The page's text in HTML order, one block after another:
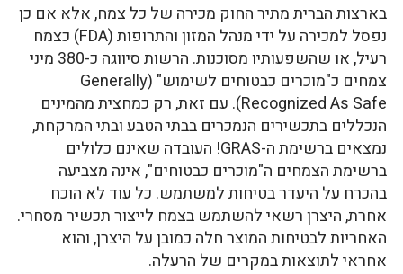
בארצות הברית מתיר החוק מכירה של כל צמח, אלא אם כן
נפסל למכירה על ידי מנהל המזון והתרופות (FDA) כצמח
רעיל, או שהשפעותיו מסוכנות. הרשות סיווגה כ-380 מיני
צמחים כ"מוכרים כבטוחים לשימוש" (Generally
Recognized As Safe). עם זאת, רק כמחצית מהמינים
הנכללים בתכשירים הנמכרים בבתי הטבע ובתי המרקחת,
נמצאים ברשימת ה-GRAS! העובדה שאינם כלולים
ברשימת הצמחים ה"מוכרים כבטוחים", אינה מצביעה
בהכרח על היעדר בטיחות למשתמש. כל עוד לא הוכח
אחרת, היצרן רשאי להשתמש בצמח לייצור תכשיר מסחרי.
האחריות לבטיחות המוצר חלה כמובן על היצרן, והוא
אחראי לתוצאות במקרים של הרעלה.